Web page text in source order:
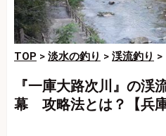
TOP > 淡水の釣り > 渓流釣り >
『一庫大路次川』の渓
幕 攻略法とは？【兵庫